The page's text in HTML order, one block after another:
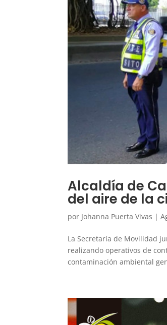
Alcaldía de
del aire de la
por Johanna Puerta Vivas |
La Secretaría de Movilidad
realizando operativos de
contaminación ambiental